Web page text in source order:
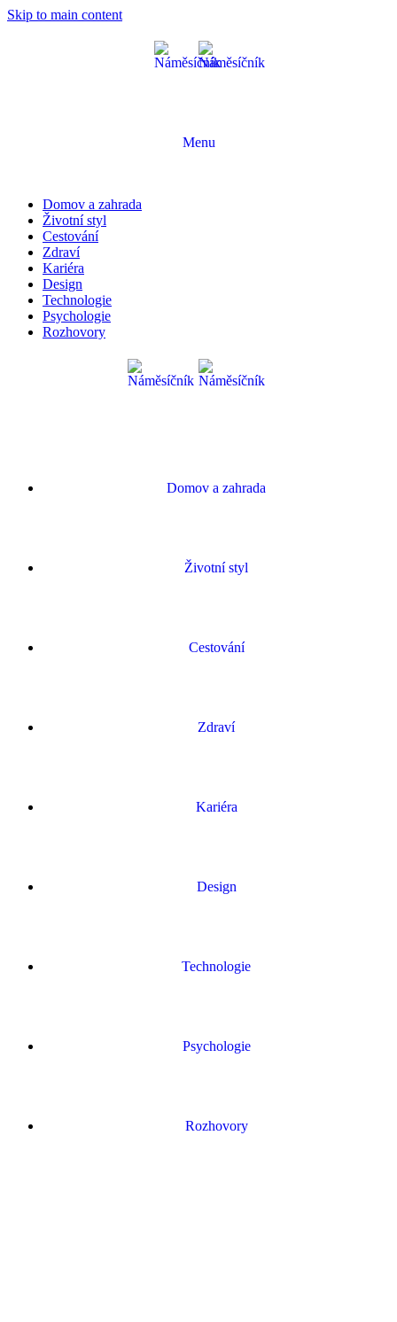
Skip to main content
Menu
Domov a zahrada
Životní styl
Cestování
Zdraví
Kariéra
Design
Technologie
Psychologie
Rozhovory
Domov a zahrada
Životní styl
Cestování
Zdraví
Kariéra
Design
Technologie
Psychologie
Rozhovory